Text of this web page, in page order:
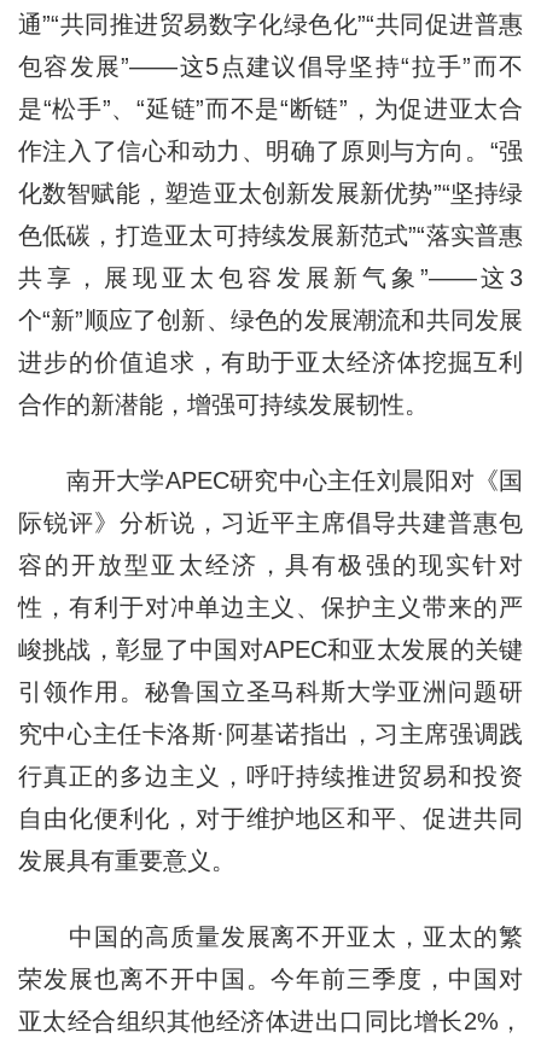
通”“共同推进贸易数字化绿色化”“共同促进普惠
包容发展”——这5点建议倡导坚持“拉手”而不
是“松手”、“延链”而不是“断链”，为促进亚太合
作注入了信心和动力、明确了原则与方向。“强
化数智赋能，塑造亚太创新发展新优势”“坚持绿
色低碳，打造亚太可持续发展新范式”“落实普惠
共享，展现亚太包容发展新气象”——这3
个“新”顺应了创新、绿色的发展潮流和共同发展
进步的价值追求，有助于亚太经济体挖掘互利
合作的新潜能，增强可持续发展韧性。
南开大学APEC研究中心主任刘晨阳对《国
际锐评》分析说，习近平主席倡导共建普惠包
容的开放型亚太经济，具有极强的现实针对
性，有利于对冲单边主义、保护主义带来的严
峻挑战，彰显了中国对APEC和亚太发展的关键
引领作用。秘鲁国立圣马科斯大学亚洲问题研
究中心主任卡洛斯·阿基诺指出，习主席强调践
行真正的多边主义，呼吁持续推进贸易和投资
自由化便利化，对于维护地区和平、促进共同
发展具有重要意义。
中国的高质量发展离不开亚太，亚太的繁
荣发展也离不开中国。今年前三季度，中国对
亚太经合组织其他经济体进出口同比增长2%，